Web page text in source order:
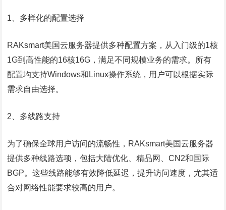
1、多样化的配置选择
RAKsmart美国云服务器提供多种配置方案，从入门级的1核
1G到高性能的16核16G，满足不同规模业务的需求。所有
配置均支持Windows和Linux操作系统，用户可以根据实际
需求自由选择。
2、多线路支持
为了确保全球用户访问的流畅性，RAKsmart美国云服务器
提供多种线路选项，包括大陆优化、精品网、CN2和国际
BGP。这些线路能够有效降低延迟，提升访问速度，尤其适
合对网络性能要求较高的用户。